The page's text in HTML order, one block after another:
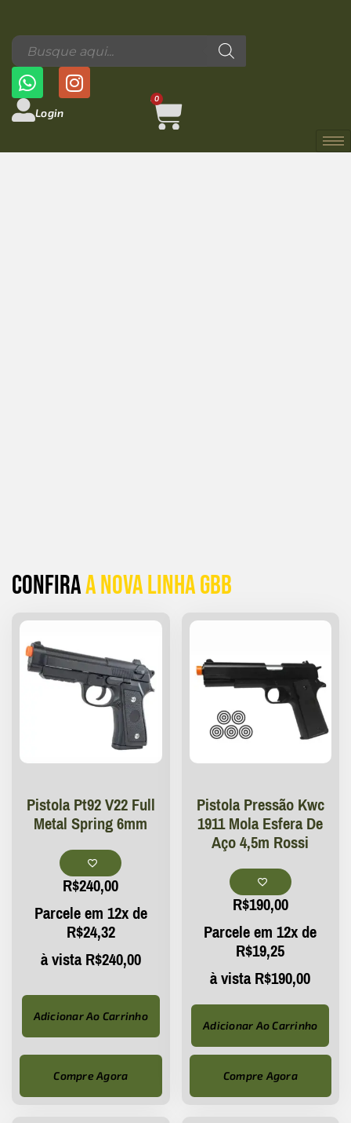
Login
0
Confiraa Nova linha GBB
Pistola Pt92 V22 Full
Metal Spring 6mm
R$240,00
Parcele em 12x de
R$24,32
à vistaR$240,00
Adicionar Ao Carrinho
Compre Agora
Pistola Pressão Kwc
1911 Mola Esfera De
Aço 4,5m Rossi
R$190,00
Parcele em 12x de
R$19,25
à vistaR$190,00
Adicionar Ao Carrinho
Compre Agora